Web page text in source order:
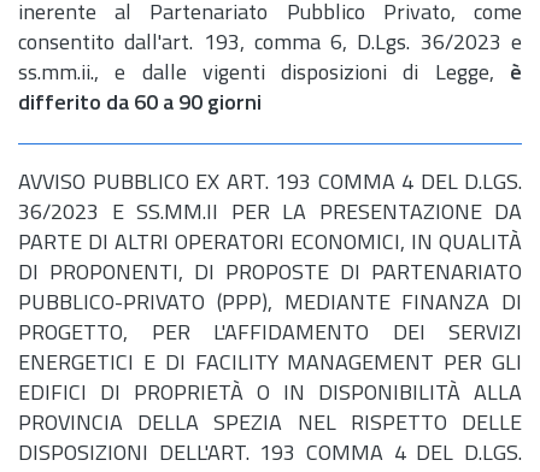
inerente al Partenariato Pubblico Privato, come
consentito dall'art. 193, comma 6, D.Lgs. 36/2023 e
ss.mm.ii., e dalle vigenti disposizioni di Legge, è
differito da 60 a 90 giorni
AVVISO PUBBLICO EX ART. 193 COMMA 4 DEL D.LGS.
36/2023 E SS.MM.II PER LA PRESENTAZIONE DA
PARTE DI ALTRI OPERATORI ECONOMICI, IN QUALITÀ
DI PROPONENTI, DI PROPOSTE DI PARTENARIATO
PUBBLICO-PRIVATO (PPP), MEDIANTE FINANZA DI
PROGETTO, PER L'AFFIDAMENTO DEI SERVIZI
ENERGETICI E DI FACILITY MANAGEMENT PER GLI
EDIFICI DI PROPRIETÀ O IN DISPONIBILITÀ ALLA
PROVINCIA DELLA SPEZIA NEL RISPETTO DELLE
DISPOSIZIONI DELL'ART. 193 COMMA 4 DEL D.LGS.